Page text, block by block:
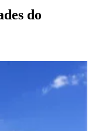
do